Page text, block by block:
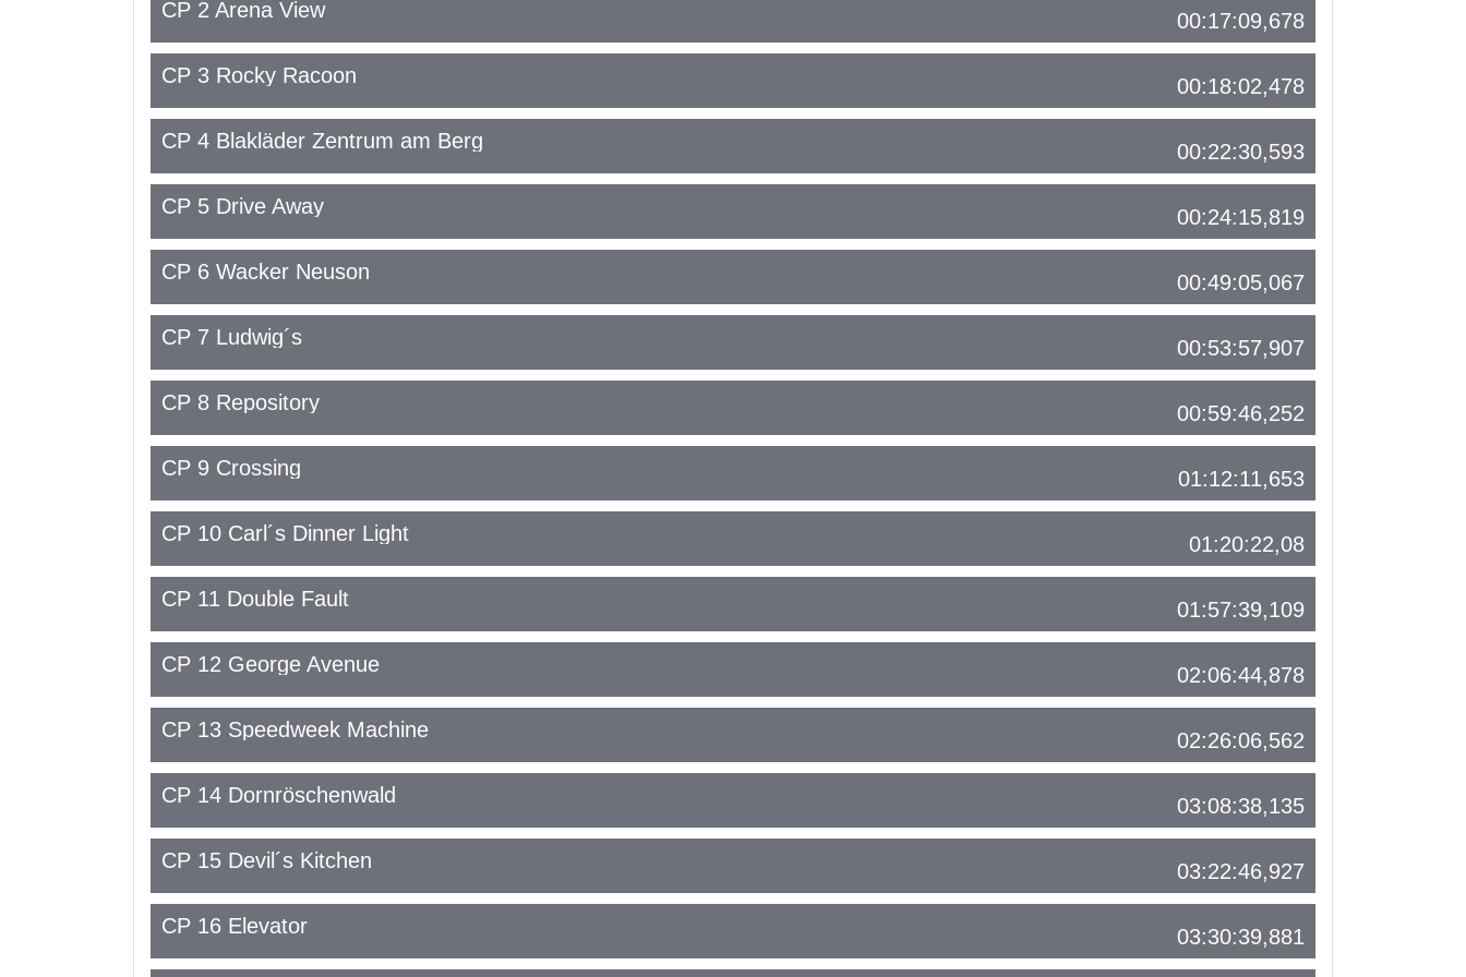
CP 2 Arena View 00:17:09,678
CP 3 Rocky Racoon 00:18:02,478
CP 4 Blakläder Zentrum am Berg 00:22:30,593
CP 5 Drive Away 00:24:15,819
CP 6 Wacker Neuson 00:49:05,067
CP 7 Ludwig´s 00:53:57,907
CP 8 Repository 00:59:46,252
CP 9 Crossing 01:12:11,653
CP 10 Carl´s Dinner Light 01:20:22,08
CP 11 Double Fault 01:57:39,109
CP 12 George Avenue 02:06:44,878
CP 13 Speedweek Machine 02:26:06,562
CP 14 Dornröschenwald 03:08:38,135
CP 15 Devil´s Kitchen 03:22:46,927
CP 16 Elevator 03:30:39,881